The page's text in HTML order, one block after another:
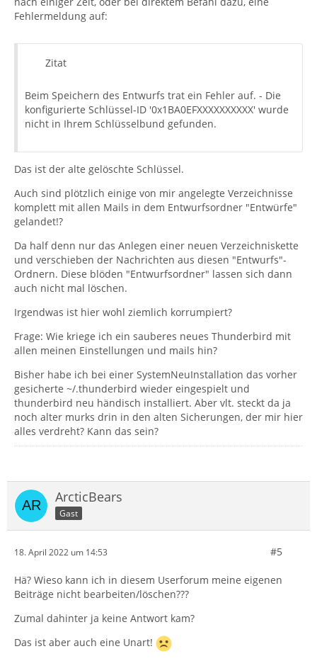
Fehlermeldung auf:
Zitat
Beim Speichern des Entwurfs trat ein Fehler auf. - Die
konfigurierte Schlüssel-ID '0x1BA0EFXXXXXXXXXX' wurde
nicht in Ihrem Schlüsselbund gefunden.
Das ist der alte gelöschte Schlüssel.
Auch sind plötzlich einige von mir angelegte Verzeichnisse
komplett mit allen Mails in dem Entwurfsordner "Entwürfe"
gelandet!?
Da half denn nur das Anlegen einer neuen Verzeichniskette
und verschieben der Nachrichten aus diesen "Entwurfs"-
Ordnern. Diese blöden "Entwurfsordner" lassen sich dann
auch nicht mal löschen.
Irgendwas ist hier wohl ziemlich korrumpiert?
Frage: Wie kriege ich ein sauberes neues Thunderbird mit
allen meinen Einstellungen und mails hin?
Bisher habe ich bei einer SystemNeuInstallation das vorher
gesicherte ~/.thunderbird wieder eingespielt und
thunderbird neu händisch installiert. Aber vlt. steckt da ja
noch alter murks drin in den alten Sicherungen, der mir hier
alles verdreht? Kann das sein?
ArcticBears
Gast
18. April 2022 um 14:53 #5
Hä? Wieso kann ich in diesem Userforum meine eigenen
Beiträge nicht bearbeiten/löschen???
Zumal dahinter ja keine Antwort kam?
Das ist aber auch eine Unart!